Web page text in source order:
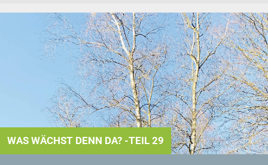
WAS WÄCHST DENN DA? -TEIL 29